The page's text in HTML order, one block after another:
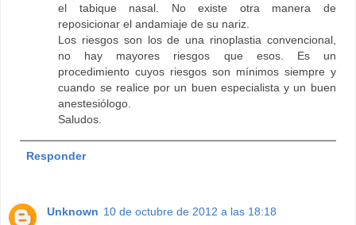
el tabique nasal. No existe otra manera de
reposicionar el andamiaje de su nariz.
Los riesgos son los de una rinoplastia convencional,
no hay mayores riesgos que esos. Es un
procedimiento cuyos riesgos son mínimos siempre y
cuando se realice por un buen especialista y un buen
anestesiólogo.
Saludos.
Responder
Unknown 10 de octubre de 2012 a las 18:18